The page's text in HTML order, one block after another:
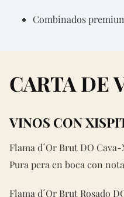
Combinados
CARTA DE
VINOS CON
Flama d´Or Brut DO
Pura pera en boca con
Flama d´Or Brut Rosado